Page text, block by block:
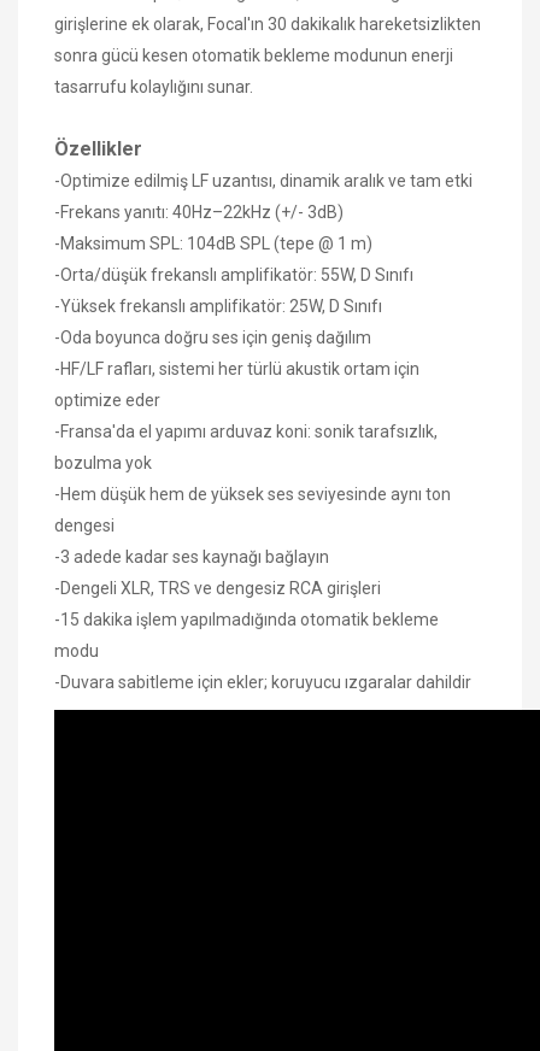
girişlerine ek olarak, Focal'ın 30 dakikalık hareketsizlikten
sonra gücü kesen otomatik bekleme modunun enerji
tasarrufu kolaylığını sunar.
Özellikler
-Optimize edilmiş LF uzantısı, dinamik aralık ve tam etki
-Frekans yanıtı: 40Hz–22kHz (+/- 3dB)
-Maksimum SPL: 104dB SPL (tepe @ 1 m)
-Orta/düşük frekanslı amplifikatör: 55W, D Sınıfı
-Yüksek frekanslı amplifikatör: 25W, D Sınıfı
-Oda boyunca doğru ses için geniş dağılım
-HF/LF rafları, sistemi her türlü akustik ortam için
optimize eder
-Fransa'da el yapımı arduvaz koni: sonik tarafsızlık,
bozulma yok
-Hem düşük hem de yüksek ses seviyesinde aynı ton
dengesi
-3 adede kadar ses kaynağı bağlayın
-Dengeli XLR, TRS ve dengesiz RCA girişleri
-15 dakika işlem yapılmadığında otomatik bekleme
modu
-Duvara sabitleme için ekler; koruyucu ızgaralar dahildir